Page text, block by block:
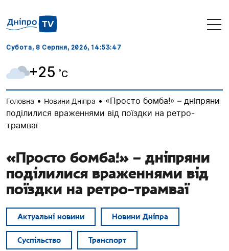
Субота, 8 Серпня, 2026, 14:53:48
+25 ˚C
Головна • Новини Дніпра • «Просто бомба!» – дніпряни
поділилися враженнями від поїздки на ретро-
трамваї
«Просто бомба!» – дніпряни
поділилися враженнями від
поїздки на ретро-трамваї
Актуальні новини Новини Дніпра
Суспільство Транспорт